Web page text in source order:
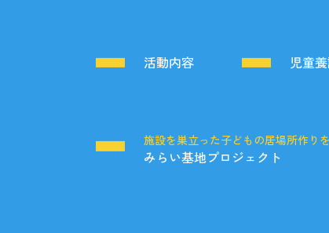
活動内容 児童
施設を巣立った子どもの居場所作り
みらい基地プロジェクト